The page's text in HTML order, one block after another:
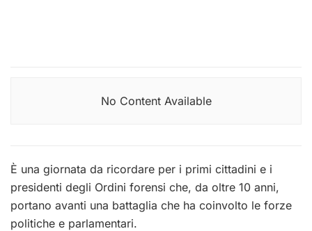
No Content Available
È una giornata da ricordare per i primi cittadini e i
presidenti degli Ordini forensi che, da oltre 10 anni,
portano avanti una battaglia che ha coinvolto le forze
politiche e parlamentari.